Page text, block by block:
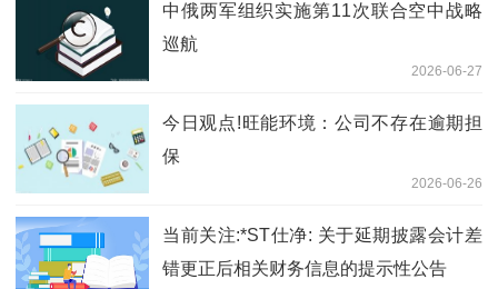
中俄两军组织实施第11次联合空中战略
巡航
2026-06-27
今日观点!旺能环境：公司不存在逾期担
保
2026-06-26
当前关注:*ST仕净: 关于延期披露会计差
错更正后相关财务信息的提示性公告